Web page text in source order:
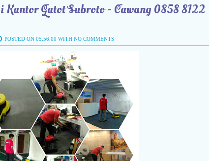
Gatot Subroto - Cawang 0858 8122
POSTED ON 05.56.00 WITH NO COMMENTS